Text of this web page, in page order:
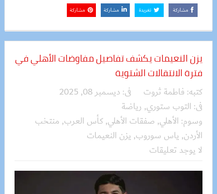
مشاركة تغريدة مشاركة مشاركة
يزن النعيمات يكشف تفاصيل مفاوضات الأهلي في
فترة الانتقالات الشتوية
كتبه: فاطمة ثروت فى: ديسمبر 08, 2025
فى: التوب ستوري, رياضة
وسوم: الأهلي, صفقات الأهلي,كأس العرب, منتخب
الأردن, ياس سوروب, يزن النعيمات
لا يوجد تعليقات